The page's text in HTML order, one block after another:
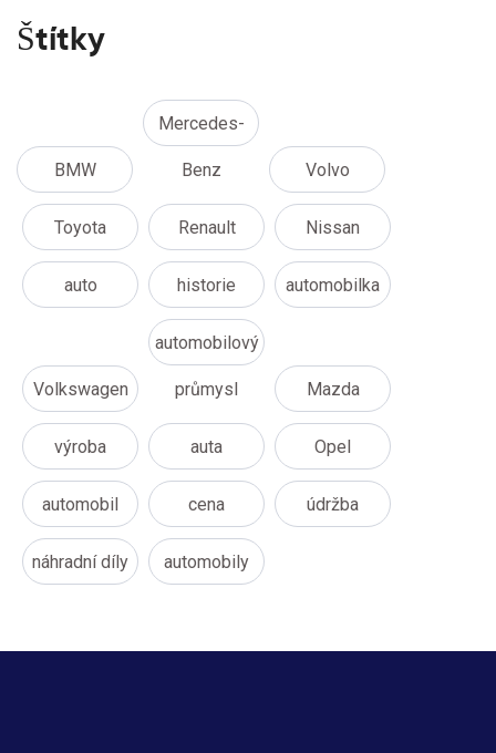
Štítky
BMW
Mercedes-
Benz Volvo
Toyota Renault Nissan
auto historie automobilka
Volkswagen
automobilový
průmysl Mazda
výroba auta Opel
automobil cena údržba
náhradní díly automobily